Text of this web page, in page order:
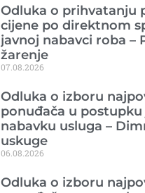
Odluka o prihvatanju
cijene po direktnom
javnoj nabavci roba –
žarenje
07.08.2026
Odluka o izboru
ponuđača u postupku
nabavku usluga –
uskuge
06.08.2026
Odluka o izboru